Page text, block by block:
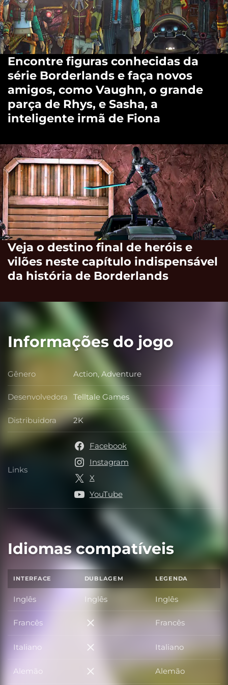
Encontre figuras conhecidas da
série Borderlands e faça novos
amigos, como Vaughn, o grande
parça de Rhys, e Sasha, a
inteligente irmã de Fiona
Veja o destino final de heróis e
vilões neste capítulo indispensável
da história de Borderlands
Informações do jogo
Gênero Gênero
Action, Adventure
Desenvolvedora Desenvolvedora
Telltale Games
Distribuidora Distribuidora
2K
Links Links
Facebook
Instagram
X
YouTube
Idiomas compatíveis
INTERFACE DUBLAGEM LEGENDA
Inglês Inglês Inglês
Francês Francês Francês
Italiano Italiano Italiano
Alemão Alemão Alemão